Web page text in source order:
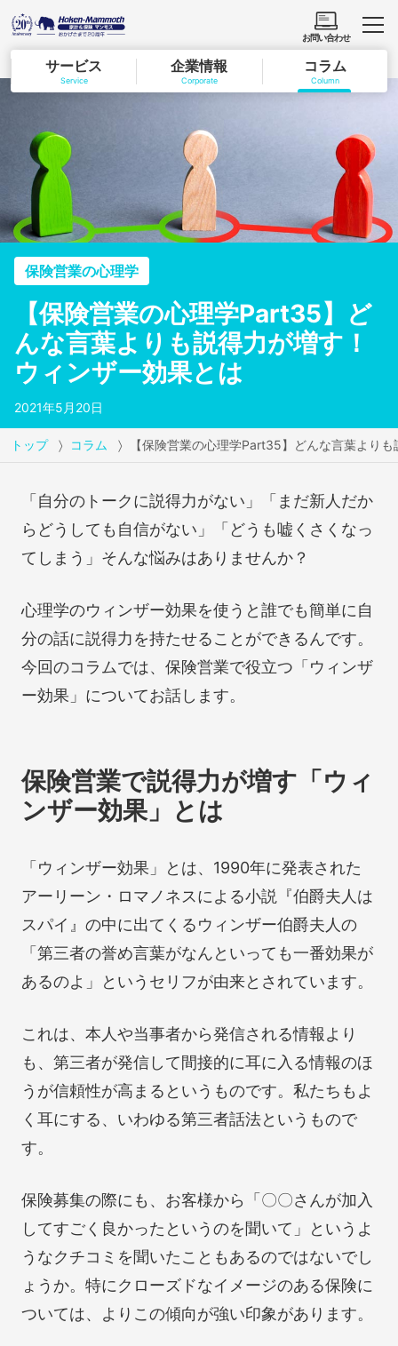
サービス
Service
企業情報
Corporate
コラム
Column
お問い合わせ
保険営業の心理学
【保険営業の心理学Part35】ど
んな言葉よりも説得力が増す！
ウィンザー効果とは
2021年5月20日
トップ コラム 【保険営業の心理学Part35】どんな言葉より
「自分のトークに説得力がない」「まだ新人だか
らどうしても自信がない」「どうも嘘くさくなっ
てしまう」そんな悩みはありませんか？
心理学のウィンザー効果を使うと誰でも簡単に自
分の話に説得力を持たせることができるんです。
今回のコラムでは、保険営業で役立つ「ウィンザ
ー効果」についてお話します。
保険営業で説得力が増す「ウィ
ンザー効果」とは
「ウィンザー効果」とは、1990年に発表された
アーリーン・ロマノネスによる小説『伯爵夫人は
スパイ』の中に出てくるウィンザー伯爵夫人の
「第三者の誉め言葉がなんといっても一番効果が
あるのよ」というセリフが由来とされています。
これは、本人や当事者から発信される情報より
も、第三者が発信して間接的に耳に入る情報のほ
うが信頼性が高まるというものです。私たちもよ
く耳にする、いわゆる第三者話法というもので
す。
保険募集の際にも、お客様から「〇〇さんが加入
してすごく良かったというのを聞いて」というよ
うなクチコミを聞いたこともあるのではないでし
ょうか。特にクローズドなイメージのある保険に
ついては、よりこの傾向が強い印象があります。